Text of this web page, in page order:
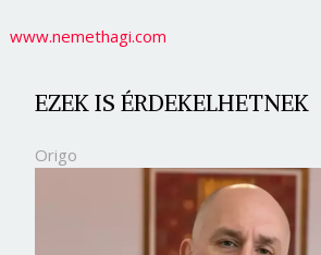
www.nemethagi.com
EZEK IS ÉRDEKELHETNEK
Origo